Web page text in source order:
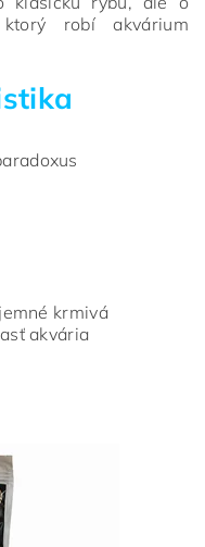
robí akvárium
krmivá
akvária